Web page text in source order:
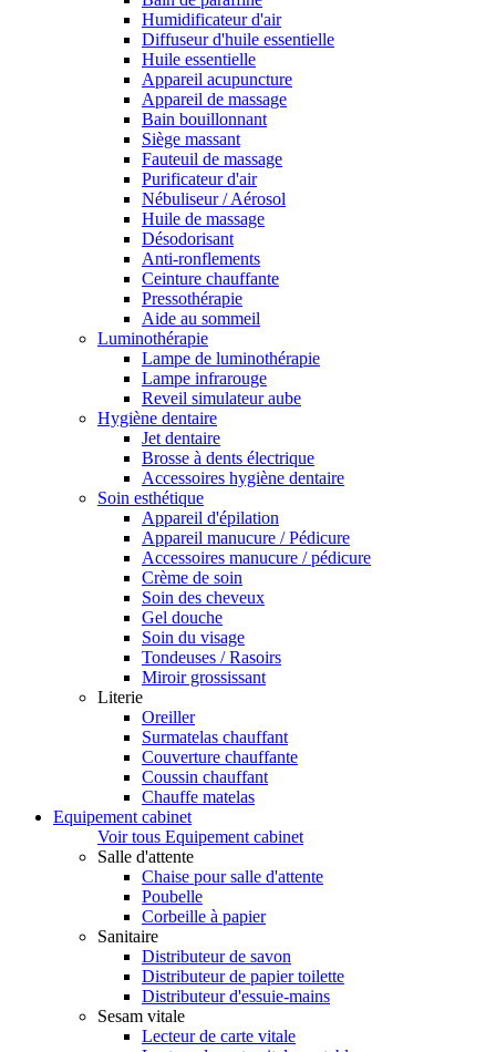
Humidificateur d'air
Diffuseur d'huile essentielle
Huile essentielle
Appareil acupuncture
Appareil de massage
Bain bouillonnant
Siège massant
Fauteuil de massage
Purificateur d'air
Nébuliseur / Aérosol
Huile de massage
Désodorisant
Anti-ronflements
Ceinture chauffante
Pressothérapie
Aide au sommeil
Luminothérapie
Lampe de luminothérapie
Lampe infrarouge
Reveil simulateur aube
Hygiène dentaire
Jet dentaire
Brosse à dents électrique
Accessoires hygiène dentaire
Soin esthétique
Appareil d'épilation
Appareil manucure / Pédicure
Accessoires manucure / pédicure
Crème de soin
Soin des cheveux
Gel douche
Soin du visage
Tondeuses / Rasoirs
Miroir grossissant
Literie
Oreiller
Surmatelas chauffant
Couverture chauffante
Coussin chauffant
Chauffe matelas
Equipement cabinet
Voir tous Equipement cabinet
Salle d'attente
Chaise pour salle d'attente
Poubelle
Corbeille à papier
Sanitaire
Distributeur de savon
Distributeur de papier toilette
Distributeur d'essuie-mains
Sesam vitale
Lecteur de carte vitale